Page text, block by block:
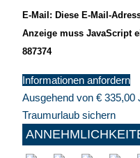
E-Mail: Diese E-Mail-
Anzeige muss JavaScript
887374
Informationen anfordern
Ausgehend von € 335,00
Traumurlaub sichern